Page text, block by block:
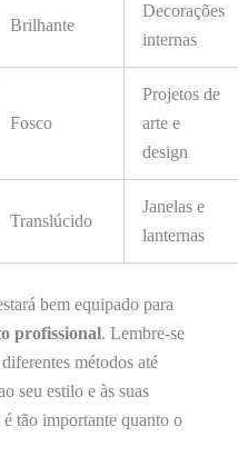
Brilhante
Decorações
internas
Fosco
Projetos de
arte e
design
Translúcido
Janelas e
lanternas
bem equipado para
profissional. Lembre-se
métodos até
seu estilo e às suas
tão importante quanto o